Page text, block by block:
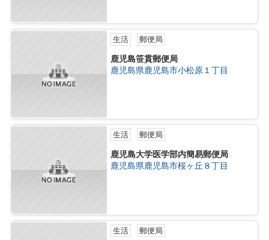
生活 郵便局
鹿児島笹貫郵便局
鹿児島県鹿児島市小松原１丁目
生活 郵便局
鹿児島大学医学部内簡易郵便局
鹿児島県鹿児島市桜ヶ丘８丁目
生活 郵便局